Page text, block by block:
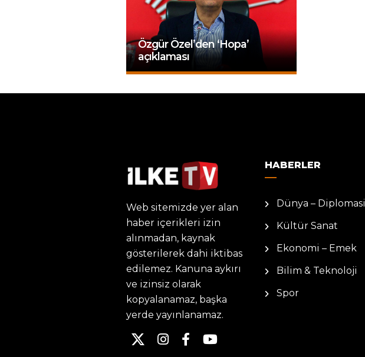
Özgür Özel’den ‘Hopa’
açıklaması
Web sitemizde yer alan
haber içerikleri izin
alınmadan, kaynak
gösterilerek dahi iktibas
edilemez. Kanuna aykırı
ve izinsiz olarak
kopyalanamaz, başka
yerde yayınlanamaz.
HABERLER
Dünya – Diplomasi
Kültür Sanat
Ekonomi – Emek
Bilim & Teknoloji
Spor